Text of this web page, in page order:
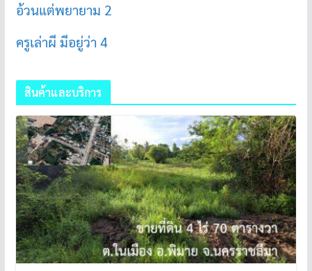
อ้วนแต่พยายาม 2
ครูเล่าผี มีอยู่ว่า 4
สินค้าและบริการ